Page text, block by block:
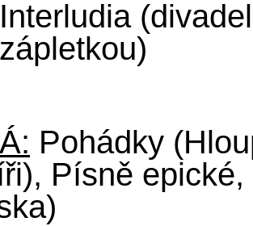
Interludia
zápletkou)
Pohádky
Písně